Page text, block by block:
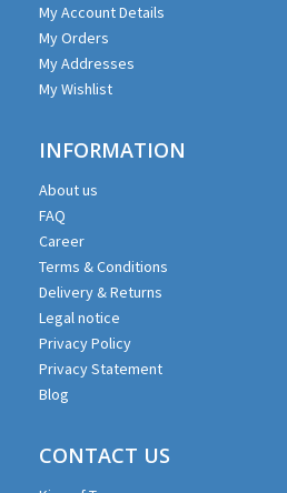
My Account Details
My Orders
My Addresses
My Wishlist
INFORMATION
About us
FAQ
Career
Terms & Conditions
Delivery & Returns
Legal notice
Privacy Policy
Privacy Statement
Blog
CONTACT US